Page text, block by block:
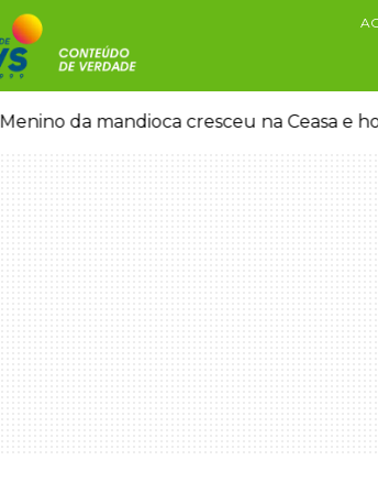
Menino da mandioca cresceu na Ceasa e